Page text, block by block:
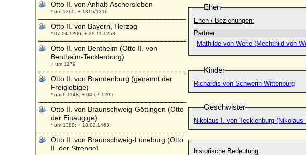
Ehen
Ehen / Beziehungen:
Partner
Mathilde von Werle (Mechthild von
Kinder
Richardis von Schwerin-Wittenburg
Geschwister
Nikolaus I. von Tecklenburg
historische Bedeutung:
Otto II. von Anhalt-Aschersleben
* um 1260; + 1315/1316
Otto II. von Bayern, Herzog
* 07.04.1206; + 29.11.1253
Otto II. von Bentheim (Otto II. von
Bentheim-Tecklenburg)
+ um 1279
Otto II. von Brandenburg (genannt der
Freigiebige)
* nach 1148; + 04.07.1205
Otto II. von Braunschweig-Göttingen (Otto
der Einäugige)
* um 1380; + 18.02.1463
Otto II. von Braunschweig-Lüneburg (Otto
II. der Strenge)